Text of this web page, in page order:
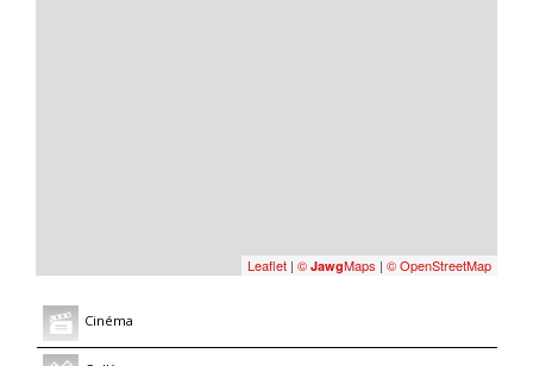
Leaflet | © JawgMaps | © OpenStreetMap
Cinéma